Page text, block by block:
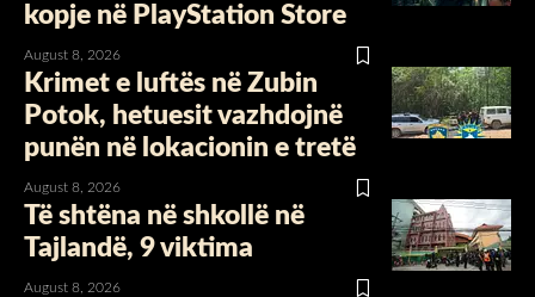
kopje në PlayStation Store
August 8, 2026
Krimet e luftës në Zubin
Potok, hetuesit vazhdojnë
punën në lokacionin e tretë
August 8, 2026
Të shtëna në shkollë në
Tajlandë, 9 viktima
August 8, 2026